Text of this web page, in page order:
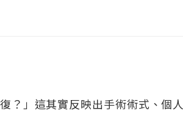
？」這其實反映出手術術式、個人